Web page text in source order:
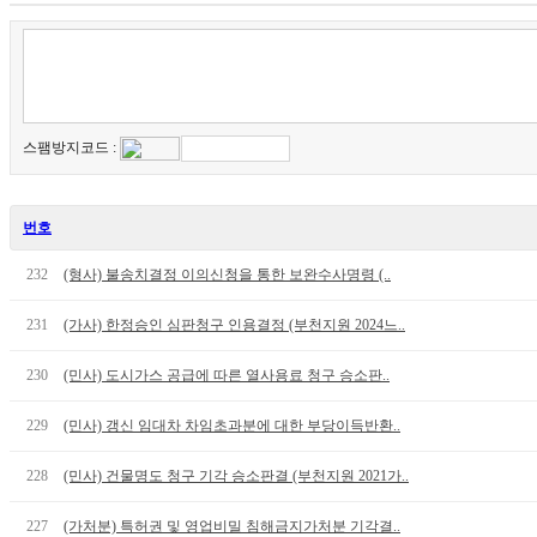
스팸방지코드 :
번호
232 (형사) 불송치결정 이의신청을 통한 보완수사명령 (..
231 (가사) 한정승인 심판청구 인용결정 (부천지원 2024느..
230 (민사) 도시가스 공급에 따른 열사용료 청구 승소판..
229 (민사) 갱신 임대차 차임초과분에 대한 부당이득반환..
228 (민사) 건물명도 청구 기각 승소판결 (부천지원 2021가..
227 (가처분) 특허권 및 영업비밀 침해금지가처분 기각결..